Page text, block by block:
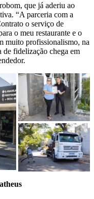
que já aderiu ao
“A parceria com a
o serviço de
o meu restaurante e o
muito profissionalismo, na
de fidelização chega em